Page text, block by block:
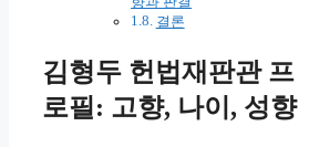
결론
김형두 헌법재판관 프
로필: 고향, 나이, 성향